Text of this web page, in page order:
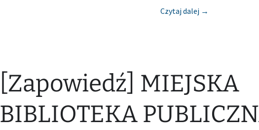
Czytaj dalej [Zapowiedź]
→
[Zapowiedź] MIEJSKA
BIBLIOTEKA